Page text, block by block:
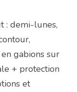
: demi-lunes,
gabions sur
+ protection
et